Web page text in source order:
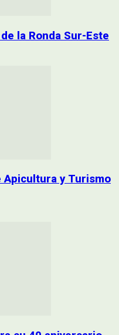
la Ronda Sur-Este
Apicultura y Turismo